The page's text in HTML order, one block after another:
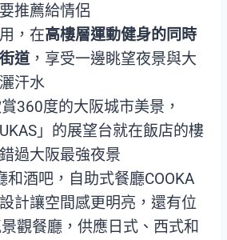
推薦給情侶
，在高樓層運動健身的同時
道，享受一邊眺望夜景與大
汗水
360度的大阪城市美景，
」的展望台就在飯店的樓
過大阪最強夜景
和酒吧，自助式餐廳COOKA
計讓空間感更明亮，還有位
觀餐廳，供應日式、西式和